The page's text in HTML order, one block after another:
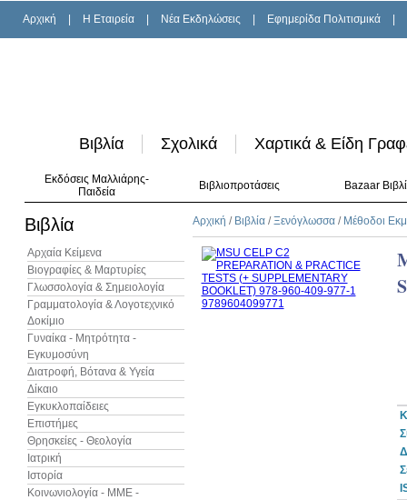
Αρχική H Εταιρεία Νέα Εκδηλώσεις Εφημερίδα Πολιτισμικά
Βιβλία Σχολικά Χαρτικά & Είδη
Εκδόσεις Μαλλιάρης-
Παιδεία
Βιβλιοπροτάσεις Bazaar
Βιβλία
Αρχαία Κείμενα
Βιογραφίες & Μαρτυρίες
Γλωσσολογία & Σημειολογία
Γραμματολογία & Λογοτεχνικό
Δοκίμιο
Γυναίκα - Μητρότητα -
Εγκυμοσύνη
Διατροφή, Βότανα & Υγεία
Δίκαιο
Εγκυκλοπαίδειες
Επιστήμες
Θρησκείες - Θεολογία
Ιατρική
Ιστορία
Κοινωνιολογία - ΜΜΕ -
Αρχική / Βιβλία /Ξενόγλωσσα / Μέθοδοι